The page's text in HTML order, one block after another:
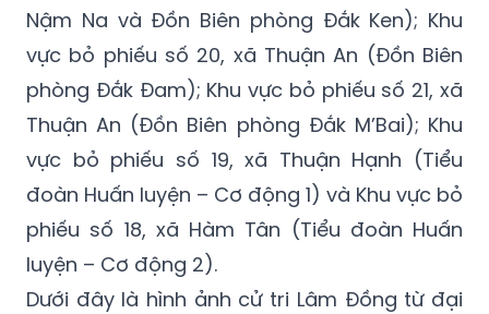
Nậm Na và Đồn Biên phòng Đắk Ken); Khu
vực bỏ phiếu số 20, xã Thuận An (Đồn Biên
phòng Đắk Đam); Khu vực bỏ phiếu số 21, xã
Thuận An (Đồn Biên phòng Đắk M’Bai); Khu
vực bỏ phiếu số 19, xã Thuận Hạnh (Tiểu
đoàn Huấn luyện – Cơ động 1) và Khu vực bỏ
phiếu số 18, xã Hàm Tân (Tiểu đoàn Huấn
luyện – Cơ động 2).
Dưới đây là hình ảnh cử tri Lâm Đồng từ đại